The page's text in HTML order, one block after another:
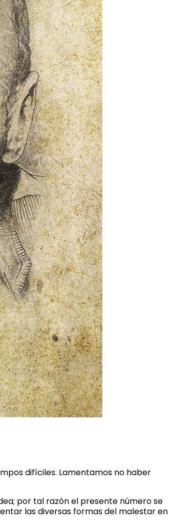
difíciles. Lamentamos no haber
por tal razón el presente número se
las diversas formas del malestar en